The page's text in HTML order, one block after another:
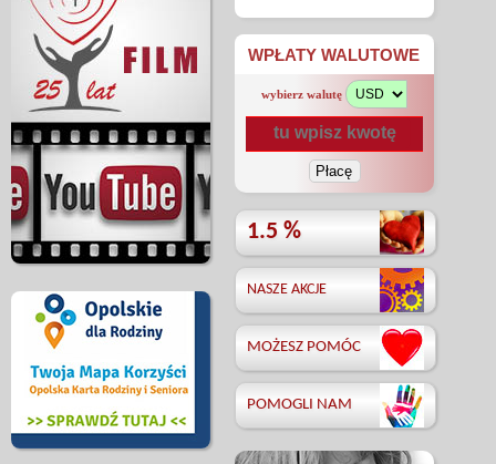
WPŁATY WALUTOWE
wybierz walutę
1.5 %
NASZE AKCJE
MOŻESZ POMÓC
POMOGLI NAM